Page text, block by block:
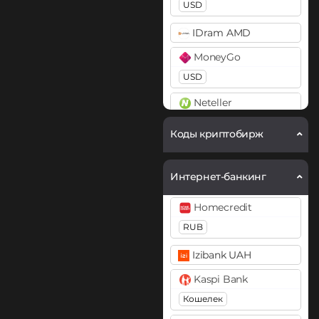
Utopia USD (UUSD)
USD
IDram AMD
MoneyGo
USD
Neteller
Payeer
USD EUR
Payoneer
USD
PayPal
USD EUR
Коды криптобирж
Интернет-банкинг
Homecredit
RUB
Izibank UAH
Kaspi Bank
Кошелек